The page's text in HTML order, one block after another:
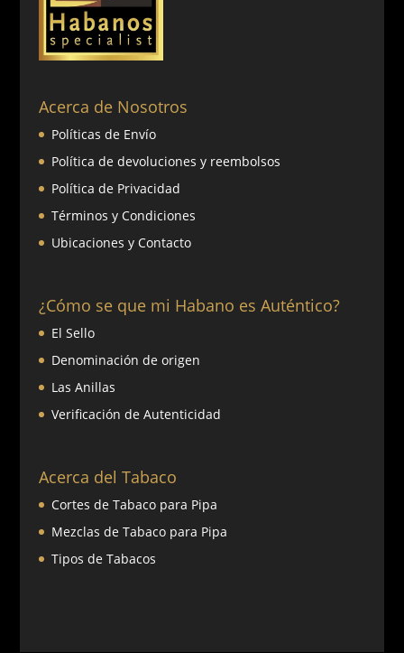
Acerca de Nosotros
Políticas de Envío
Política de devoluciones y reembolsos
Política de Privacidad
Términos y Condiciones
Ubicaciones y Contacto
¿Cómo se que mi Habano es Auténtico?
El Sello
Denominación de origen
Las Anillas
Verificación de Autenticidad
Acerca del Tabaco
Cortes de Tabaco para Pipa
Mezclas de Tabaco para Pipa
Tipos de Tabacos